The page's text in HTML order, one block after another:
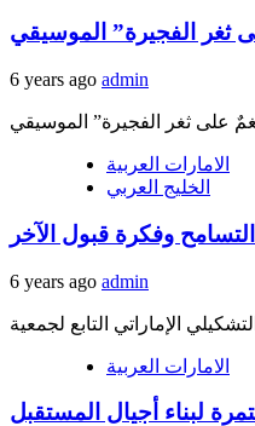
ثغر الفجيرة” الموسيقي
6 years ago admin
الامارات العربية
الخليج العربي
وفكرة قبول الآخر
6 years ago admin
الامارات العربية
لبناء أجيال المستقبل